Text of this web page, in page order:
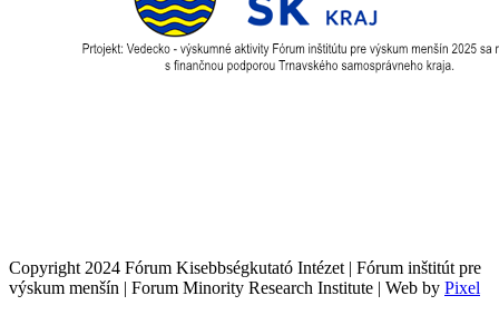
Copyright 2024 Fórum Kisebbségkutató Intézet | Fórum inštitút pre
výskum menšín | Forum Minority Research Institute | Web by Pixel